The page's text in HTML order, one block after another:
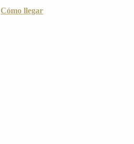
Cómo llegar